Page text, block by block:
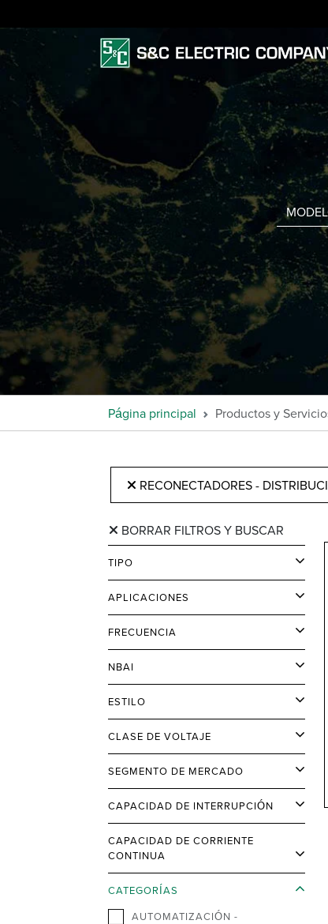
Página principal Productos y
RECONECTADORES -
BORRAR FILTROS Y BUSCAR
TIPO
APLICACIONES
FRECUENCIA
NBAI
ESTILO
CLASE DE VOLTAJE
SEGMENTO DE MERCADO
CAPACIDAD DE INTERRUPCIÓN
CAPACIDAD DE CORRIENTE
CONTINUA
CATEGORÍAS
AUTOMATIZACIÓN -